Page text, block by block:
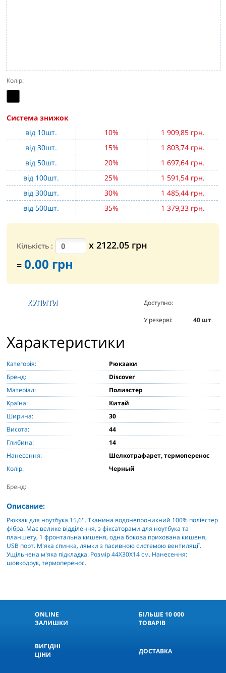
Колір:
Система знижок
від 10шт.
10%
1 909,85 грн.
від 30шт.
15%
1 803,74 грн.
від 50шт.
20%
1 697,64 грн.
від 100шт.
25%
1 591,54 грн.
від 300шт.
30%
1 485,44 грн.
від 500шт.
35% 1 379,33 грн.
Кількість : х2122.05 грн
=0.00 грн
Доступно:
У резерві:
40шт
Характеристики
Категорія:
Рюкзаки
Бренд:
Discover
Матеріал:
Полиэстер
Країна:
Китай
Ширина:
30
Висота:
44
Глибина:
14
Нанесення:
Шелкотрафарет, термоперенос
Колір:
Черный
Бренд:
Описание:
Рюкзак для ноутбука 15,6''. Тканина водонепроникний 100% поліестер
фібра. Має велике відділення, з фіксаторами для ноутбука та
планшету, 1 фронтальна кишеня, одна бокова прихована кишеня,
USB порт. М'яка спинка, лямки з пасивною системою вентиляції.
Ущільнена м'яка підкладка. Розмір 44Х30Х14 см. Нанесення:
шовкодрук, термоперенос.
ONLINE
ЗАЛИШКИ
БІЛЬШЕ 10 000
ТОВАРІВ
ВИГІДНІ
ЦІНИ
ДОСТАВКА